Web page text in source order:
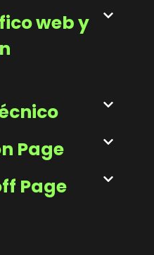
web y
Page
Page